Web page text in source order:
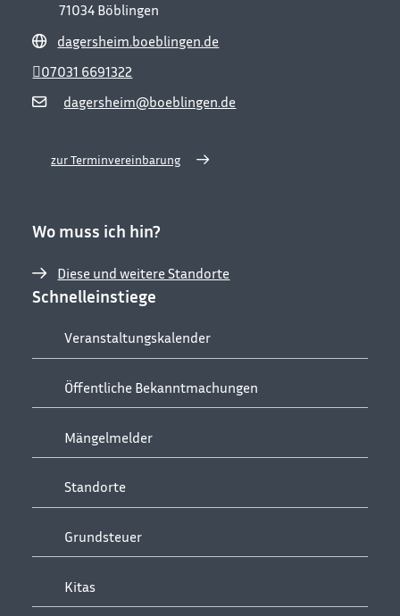
71034 Böblingen
dagersheim.boeblingen.de
dagersheim@boeblingen.de
07031 6691322
zur Terminvereinbarung
Wo muss ich hin?
Diese und weitere Standorte
Schnelleinstiege
Veranstaltungskalender
Öffentliche Bekanntmachungen
Mängelmelder
Standorte
Grundsteuer
Kitas